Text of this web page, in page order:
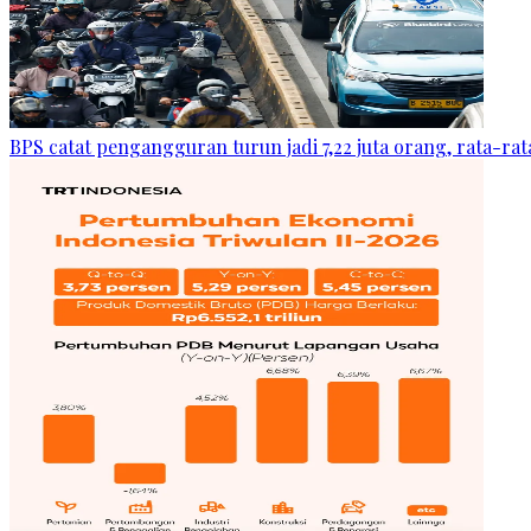
BPS catat pengangguran turun jadi 7,22 juta orang, rata-